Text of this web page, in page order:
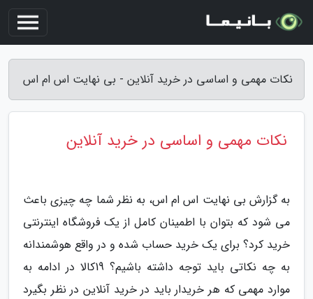
نکات مهمی و اساسی در خرید آنلاین - بی نهایت اس ام اس
نکات مهمی و اساسی در خرید آنلاین
به گزارش بی نهایت اس ام اس، به نظر شما چه چیزی باعث
می شود که بتوان با اطمینان کامل از یک فروشگاه اینترنتی
خرید کرد؟ برای یک خرید حساب شده و در واقع هوشمندانه
به چه نکاتی باید توجه داشته باشیم؟ 19کالا در ادامه به
موارد مهمی که هر خریدار باید در خرید آنلاین در نظر بگیرد